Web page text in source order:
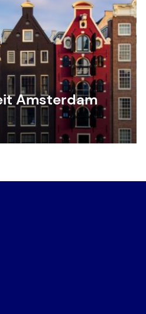
Amsterdam